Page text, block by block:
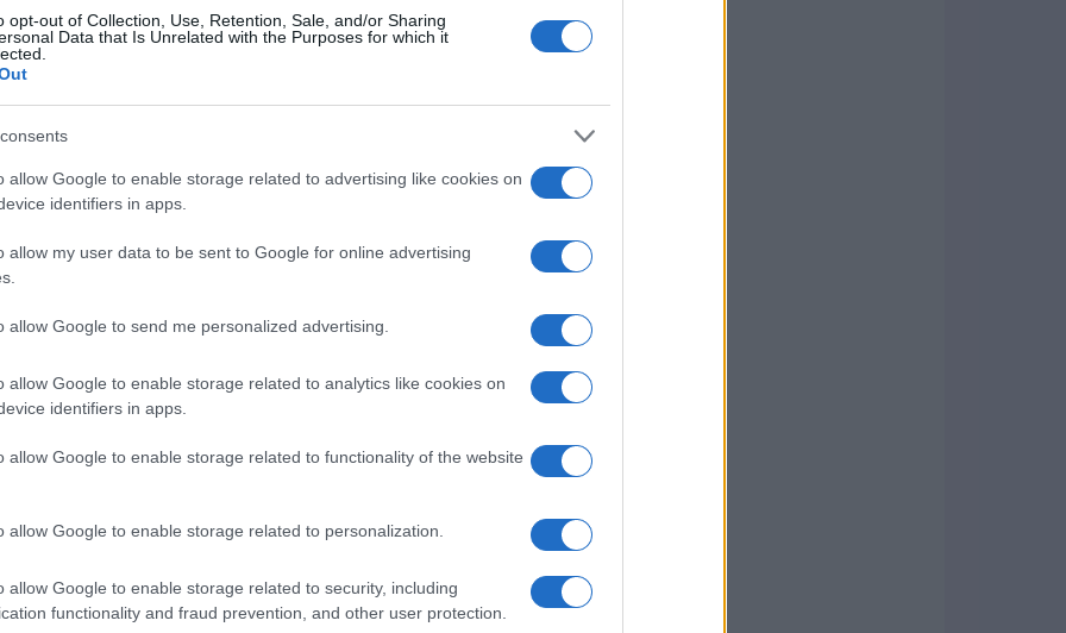
opt-out of Collection, Use, Retention, Sale, and/or Sharing
Data that Is Unrelated with the Purposes for which it
allow Google to enable storage related to advertising like cookies on
identifiers in apps.
allow my user data to be sent to Google for online advertising
allow Google to send me personalized advertising.
allow Google to enable storage related to analytics like cookies on
identifiers in apps.
allow Google to enable storage related to functionality of the website
allow Google to enable storage related to personalization.
allow Google to enable storage related to security, including
functionality and fraud prevention, and other user protection.
fantastiche, con creature che sembrano
Ghost
loro stravaganti compagni animali, come un
questo show così affascinante è la sua
raro per l’epoca.
non puoi perdereRoger Ramjet. Questo
villain in stile Guerra Fredda, regalando
Robot Chicken, ma decenni prima: un
segno sia per i bambini che per gli adulti.